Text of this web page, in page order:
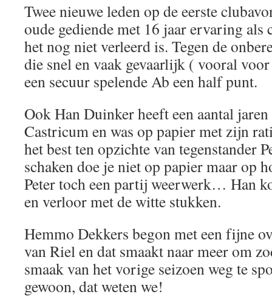
Twee nieuwe leden op de eerste
oude gediende met 16 jaar ervaring
het nog niet verleerd is. Tegen de
die snel en vaak gevaarlijk ( vooral
een secuur spelende Ab een half punt.
Ook Han Duinker heeft een aantal
Castricum en was op papier met zijn
het best ten opzichte van tegenstander
schaken doe je niet op papier maar op
Peter toch een partij weerwerk… Han
en verloor met de witte stukken.
Hemmo Dekkers begon met een fijne
van Riel en dat smaakt naar meer om
smaak van het vorige seizoen weg te
gewoon, dat weten we!